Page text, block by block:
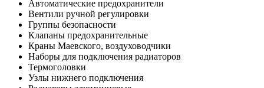
Автоматические предохранители
Вентили ручной регулировки
Группы безопасности
Клапаны предохранительные
Краны Маевского, воздуховодчики
Наборы для подключения радиаторов
Термоголовки
Узлы нижнего подключения